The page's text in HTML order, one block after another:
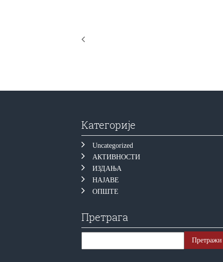
Категорије
Uncategorized
АКТИВНОСТИ
ИЗДАЊА
НАЈАВЕ
ОПШТЕ
Претрага